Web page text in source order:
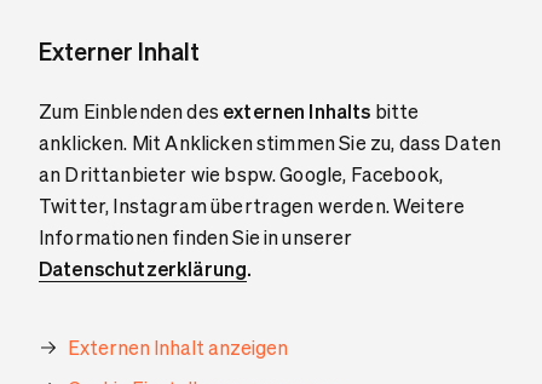
Externer Inhalt
Zum Einblenden des externen Inhalts bitte
anklicken. Mit Anklicken stimmen Sie zu, dass Daten
an Drittanbieter wie bspw. Google, Facebook,
Twitter, Instagram übertragen werden. Weitere
Informationen finden Sie in unserer
Datenschutzerklärung.
Externen Inhalt anzeigen